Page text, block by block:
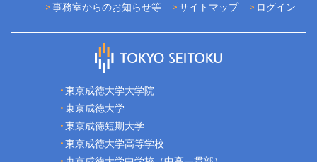
ログイン
サイトマップ
事務室からのお知らせ等
東京成徳大学大学院
東京成徳大学
東京成徳短期大学
東京成徳大学高等学校